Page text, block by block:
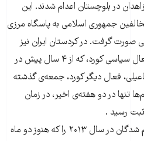
در بلوچستان اعدام شدند. این
جمهوری اسلامی به پاسگاه مرزی
صورت گرفت. در کردستان ایران نیز
حبیب‌الله گلپری‌پور، ۲۵ ساله و فعال سیاسی کورد، که از ۴ سال پیش در
فعال دیگر کورد، جمعه‌ی گذشته
تنها در دو هفته‌ی اخیر، در زمان
رسید .
گزارش عفو بین الملل تعداد اعدام شدگان در سال ۲۰۱۳ را که هنوز دو ماه